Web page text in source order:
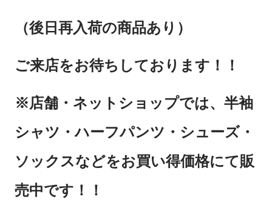
（後日再入荷の商品あり）
ご来店をお待ちしております！！
※店舗・ネットショップでは、半袖
シャツ・ハーフパンツ・シューズ・
ソックスなどをお買い得価格にて販
売中です！！